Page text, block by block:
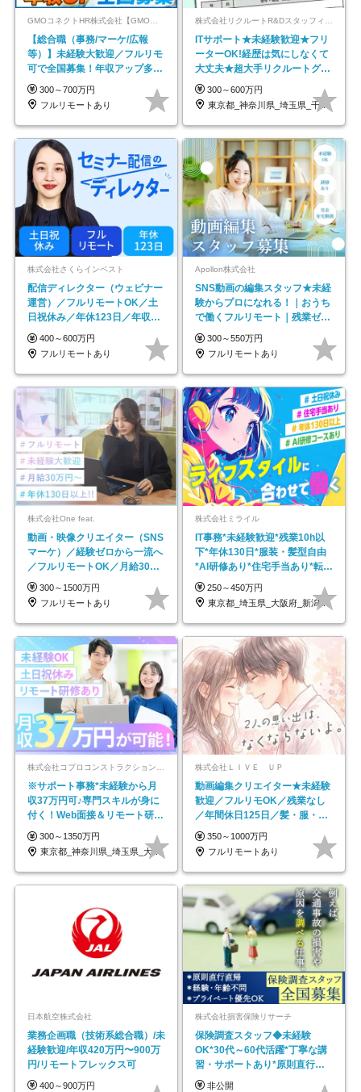
GMOコネクトHR株式会社【GMOインターネットグループ】
【総合職（事務/マーケ/広報
等）】未経験大歓迎／フルリモ
可で全国募集！年収アップ多数
★年休最大130日★
300～700万円
フルリモートあり
ITサポート★未経験歓迎★フリ
ーターOK!経歴は気にしなくて
大丈夫★超大手リクルートグル
ープの正社員/sg
300～600万円
東京都_神奈川県_埼玉県_千葉県_大阪府…
株式会社さくらインベスト
配信ディレクター（ウェビナー
運営）／フルリモートOK／土
日祝休み／年休123日／年収
600万円可
400～600万円
フルリモートあり
Apollon株式会社
SNS動画の編集スタッフ★未経
験からプロになれる！｜おうち
で働くフルリモート｜残業ゼロ
で18時退勤◎
300～550万円
フルリモートあり
株式会社One feat.
動画・映像クリエイター（SNS
マーケ）／経験ゼロから一流へ
／フルリモートOK／月給30万
円～／年休130日以上
300～1500万円
フルリモートあり
株式会社ミライル
IT事務*未経験歓迎*残業10h以
下*年休130日*服装・髪型自由
*AI研修あり*住宅手当あり*転勤
なし
250～450万円
東京都_埼玉県_大阪府_新潟県_福岡県
※サポート事務*未経験から月
収37万円可♪専門スキルが身に
付く！Web面接＆リモート研修
も充実♪/a
300～1350万円
東京都_神奈川県_埼玉県_大阪府_愛知県…
株式会社ＬＩＶＥ ＵＰ
動画編集クリエイター★未経験
歓迎／フルリモOK／残業なし
／年間休日125日／髪・服・ネ
イル自由／研修充実で安心
350～1000万円
フルリモートあり
日本航空株式会社
業務企画職（技術系総合職）/未
経験歓迎/年収420万円〜900万
円/リモートフレックス可
400～900万円
株式会社損害保険リサーチ
保険調査スタッフ◆未経験
OK*30代～60代活躍*丁寧な講
習・サポートあり*原則直行直
帰／全国募集・業務委託
非公開